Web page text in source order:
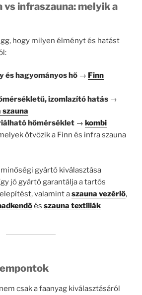
vs infraszauna: melyik a
hogy milyen élményt és hatást
és hagyományos hő → Finn
izomlazító hatás →
hőmérséklet → kombi
ötvözik a Finn és infra szauna
gyártó kiválasztása
jó gyártó garantálja a tartós
valamint aszauna vezérlő,
és szauna textíliák
csak a faanyag kiválasztásáról